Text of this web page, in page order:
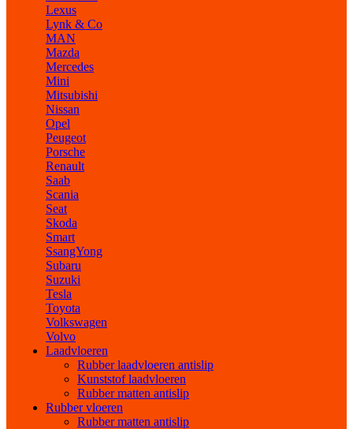
Lexus
Lynk & Co
MAN
Mazda
Mercedes
Mini
Mitsubishi
Nissan
Opel
Peugeot
Porsche
Renault
Saab
Scania
Seat
Skoda
Smart
SsangYong
Subaru
Suzuki
Tesla
Toyota
Volkswagen
Volvo
Laadvloeren
Rubber laadvloeren antislip
Kunststof laadvloeren
Rubber matten antislip
Rubber vloeren
Rubber matten antislip